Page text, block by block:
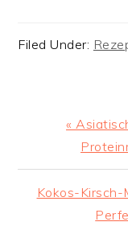
Filed Under:
Previous
Post:
«
Next
Kokos-